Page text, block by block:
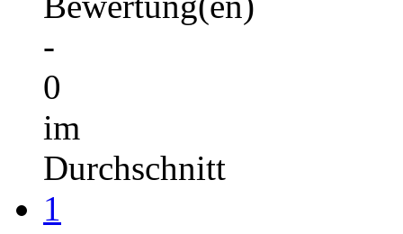
-
0
im
Durchschnitt
1